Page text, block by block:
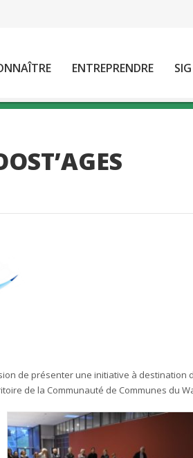
ENTREPRENDRE
de présenter une initiative à destination
de la Communauté de Communes du